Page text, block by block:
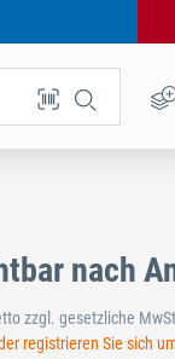
nach
zzgl. gesetzliche
registrieren Sie sich